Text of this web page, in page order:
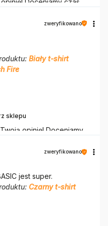
że mamy takich
sklepu.
sklepu
opinię! Doceniamy
że mamy takich
sklepu.
zweryfikowano
Biały t-shirt
Fire
zweryfikowano
jest super.
Czarny t-shirt